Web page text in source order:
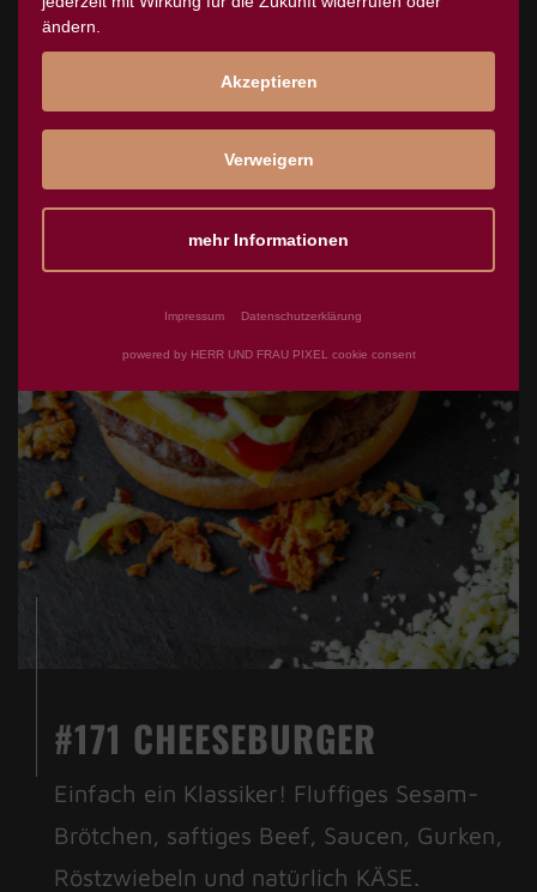
#171 CHEESEBURGER
Einfach ein Klassiker! Fluffiges Sesam-
Brötchen, saftiges Beef, Saucen, Gurken,
Röstzwiebeln und natürlich KÄSE.
ändern.
Akzeptieren
Verweigern
mehr Informationen
Impressum Datenschutzerklärung
powered by HERR UND FRAU PIXEL cookie consent